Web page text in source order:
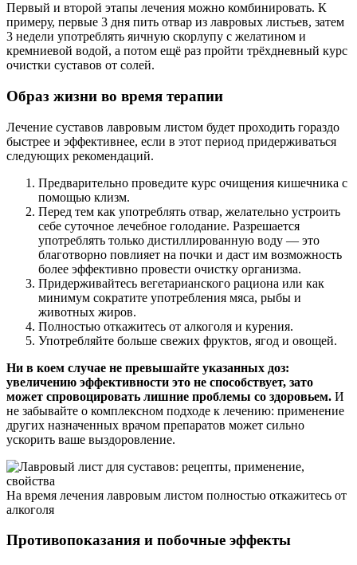
Первый и второй этапы лечения можно комбинировать. К
примеру, первые 3 дня пить отвар из лавровых листьев, затем
3 недели употреблять яичную скорлупу с желатином и
кремниевой водой, а потом ещё раз пройти трёхдневный курс
очистки суставов от солей.
Образ жизни во время терапии
Лечение суставов лавровым листом будет проходить гораздо
быстрее и эффективнее, если в этот период придерживаться
следующих рекомендаций.
Предварительно проведите курс очищения кишечника с
помощью клизм.
Перед тем как употреблять отвар, желательно устроить
себе суточное лечебное голодание. Разрешается
употреблять только дистиллированную воду — это
благотворно повлияет на почки и даст им возможность
более эффективно провести очистку организма.
Придерживайтесь вегетарианского рациона или как
минимум сократите употребления мяса, рыбы и
животных жиров.
Полностью откажитесь от алкоголя и курения.
Употребляйте больше свежих фруктов, ягод и овощей.
Ни в коем случае не превышайте указанных доз:
увеличению эффективности это не способствует, зато
может спровоцировать лишние проблемы со здоровьем. И
не забывайте о комплексном подходе к лечению: применение
других назначенных врачом препаратов может сильно
ускорить ваше выздоровление.
На время лечения лавровым листом полностью откажитесь от
алкоголя
Противопоказания и побочные эффекты